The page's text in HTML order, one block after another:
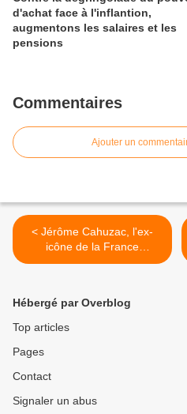
d'achat face à l'inflantion,
augmentons les salaires et les
pensions
Commentaires
Ajouter un
< Jérôme Cahuzac, l'ex-
icône de la France
socialiste exemplaire,
Hébergé par Overblog
Top articles
Pages
Contact
Signaler un abus